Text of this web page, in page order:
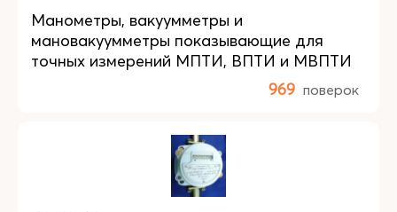
Манометры, вакуумметры и
мановакуумметры показывающие для
точных измерений МПТИ, ВПТИ и МВПТИ
969 поверок